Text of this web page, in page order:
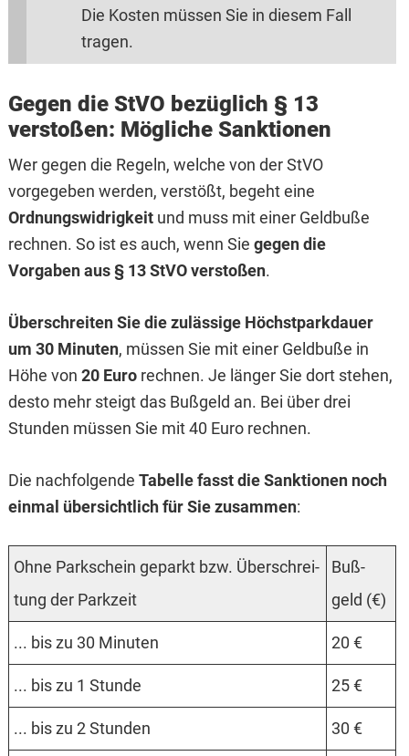
Die Kosten müssen Sie in diesem Fall
tragen.
Gegen die StVO bezüglich § 13
verstoßen: Mögliche Sanktionen
Wer gegen die Regeln, welche von der StVO
vorgegeben werden, verstößt, begeht eine
Ordnungswidrigkeitund muss mit einer Geldbuße
rechnen. So ist es auch, wenn Sie gegen die
Vorgaben aus § 13 StVO verstoßen.
Überschreiten Sie die zulässige Höchstparkdauer
um 30 Minuten, müssen Sie mit einer Geldbuße in
Höhe von 20 Eurorechnen. Je länger Sie dort stehen,
desto mehr steigt das Bußgeld an. Bei über drei
Stunden müssen Sie mit 40 Euro rechnen.
Die nachfolgende Tabelle fasst die Sanktionen noch
einmal übersichtlich für Sie zusammen:
Ohne Park­schein geparkt bzw. Über­schrei­
tung der Park­zeit
Buß­
geld (€)
... bis zu 30 Minuten 20 €
... bis zu 1 Stunde 25 €
... bis zu 2 Stunden 30 €